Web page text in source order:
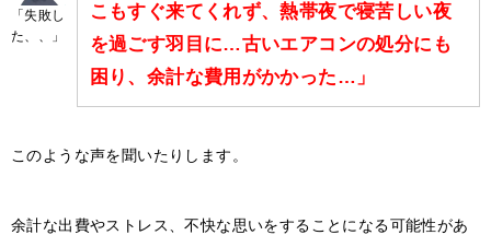
「失敗し
た、、」
こもすぐ来てくれず、熱帯夜で寝苦しい夜
を過ごす羽目に…古いエアコンの処分にも
困り、余計な費用がかかった…」
このような声を聞いたりします。
余計な出費やストレス、不快な思いをすることになる可能性があ